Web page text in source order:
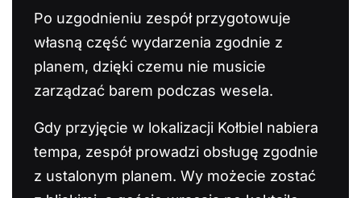
Po uzgodnieniu zespół przygotowuje
własną część wydarzenia zgodnie z
planem, dzięki czemu nie musicie
zarządzać barem podczas wesela.
Gdy przyjęcie w lokalizacji Kołbiel nabiera
tempa, zespół prowadzi obsługę zgodnie
z ustalonym planem. Wy możecie zostać